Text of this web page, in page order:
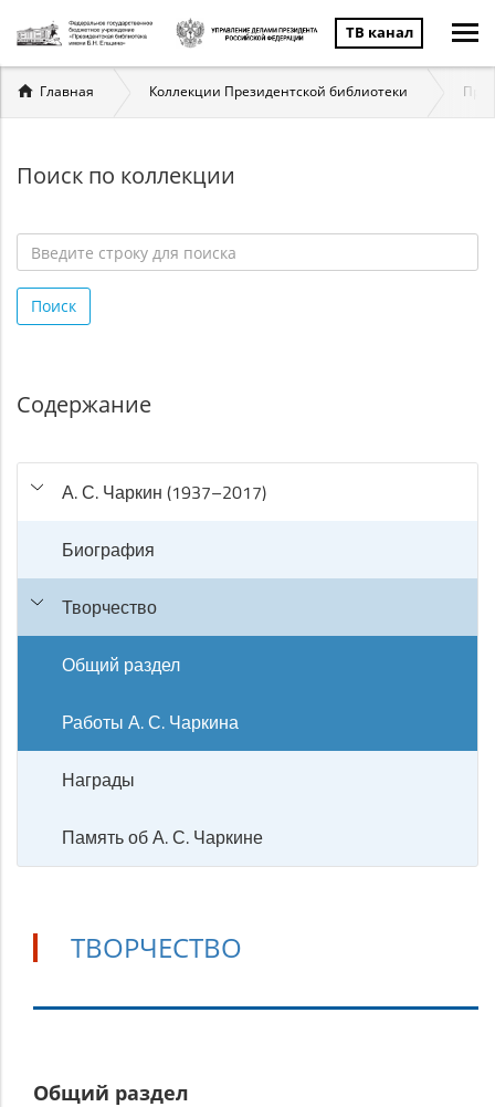
ТВ канал
Вы
здесь
Главная Коллекции Президентской библиотеки
Поиск по коллекции
строку
для
Поиск
Содержание
А. С. Чаркин (1937–2017)
Биография
Творчество
Общий раздел
Работы А. С. Чаркина
Награды
Память об А. С. Чаркине
ТВОРЧЕСТВО
Общий раздел